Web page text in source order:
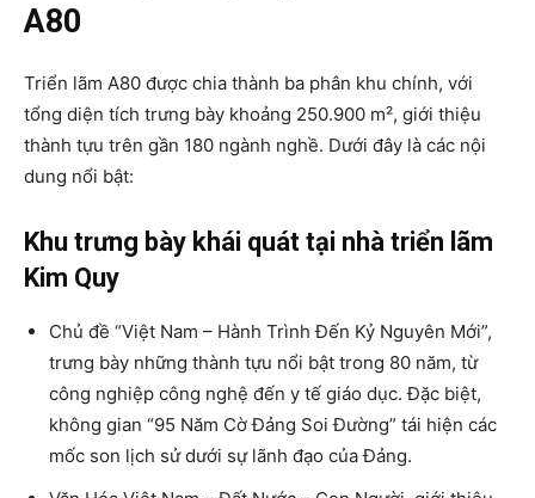
A80
Triển lãm A80 được chia thành ba phân khu chính, với
tổng diện tích trưng bày khoảng 250.900 m², giới thiệu
thành tựu trên gần 180 ngành nghề. Dưới đây là các nội
dung nổi bật:
Khu trưng bày khái quát tại nhà triển lãm
Kim Quy
Chủ đề “Việt Nam – Hành Trình Đến Kỷ Nguyên Mới”,
trưng bày những thành tựu nổi bật trong 80 năm, từ
công nghiệp công nghệ đến y tế giáo dục. Đặc biệt,
không gian “95 Năm Cờ Đảng Soi Đường” tái hiện các
mốc son lịch sử dưới sự lãnh đạo của Đảng.